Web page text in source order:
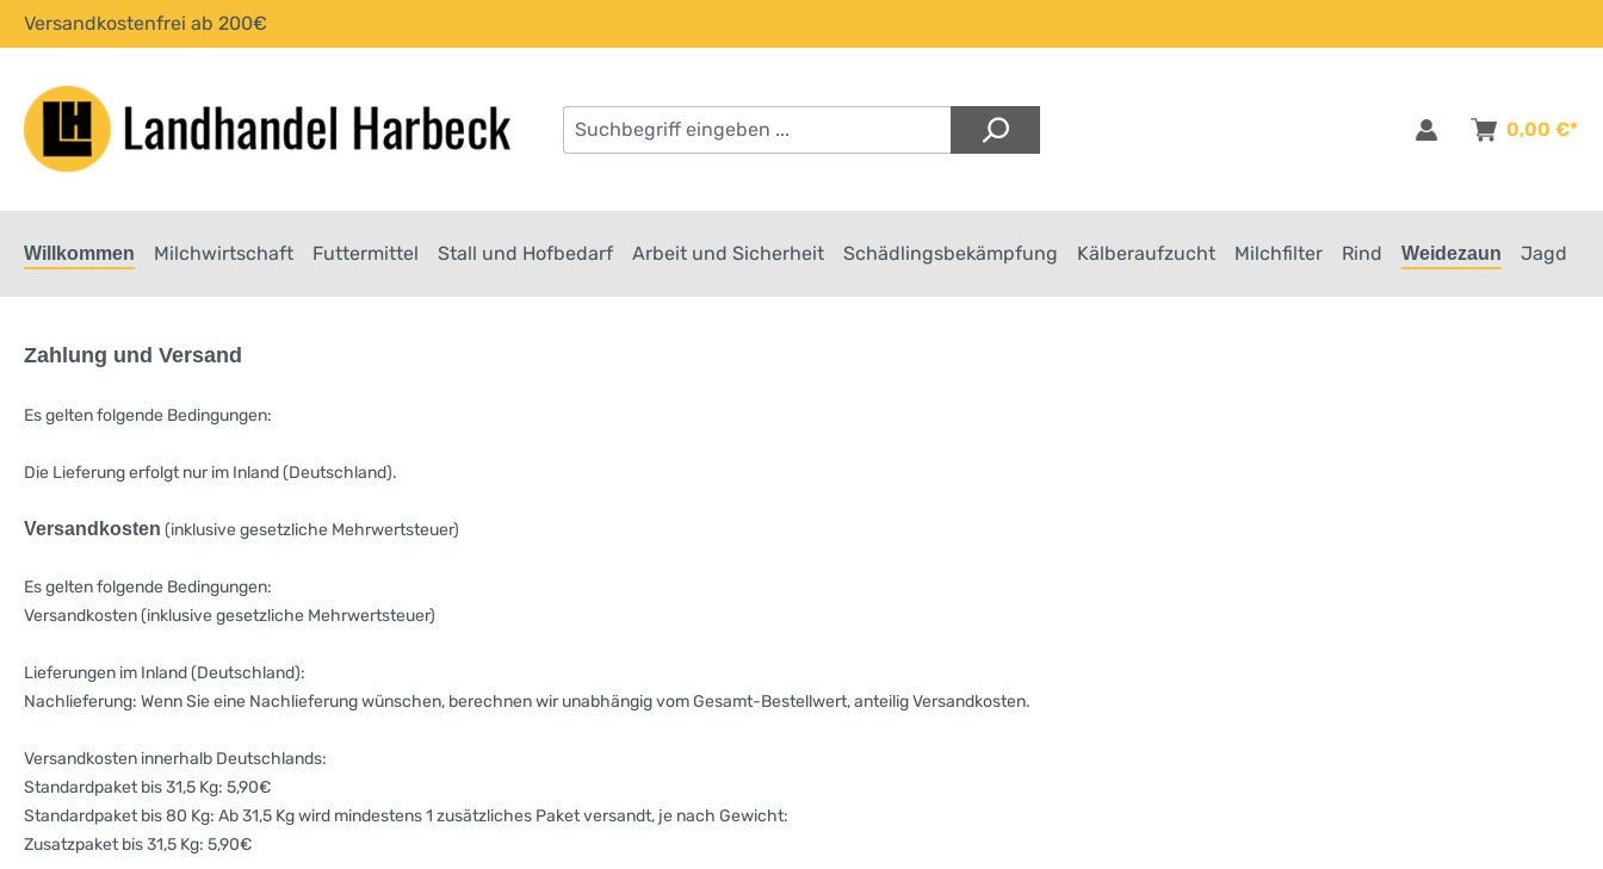
Zur Hauptnavigation springen
Versandkostenfrei ab 200€
0,00 €*
Willkommen Milchwirtschaft Futtermittel Stall und Hofbedarf Arbeit und Sicherheit Schädlingsbekämpfung Kälberaufzucht Milchfilter Rind Weidezaun Jagd
Zahlung und Versand
Es gelten folgende Bedingungen:
Die Lieferung erfolgt nur im Inland (Deutschland).
Versandkosten (inklusive gesetzliche Mehrwertsteuer)
Es gelten folgende Bedingungen:
Versandkosten (inklusive gesetzliche Mehrwertsteuer)
Lieferungen im Inland (Deutschland):
Nachlieferung: Wenn Sie eine Nachlieferung wünschen, berechnen wir unabhängig vom Gesamt-Bestellwert, anteilig Versandkosten.
Versandkosten innerhalb Deutschlands:
Standardpaket bis 31,5 Kg: 5,90€
Standardpaket bis 80 Kg: Ab 31,5 Kg wird mindestens 1 zusätzliches Paket versandt, je nach Gewicht:
Zusatzpaket bis 31,5 Kg: 5,90€